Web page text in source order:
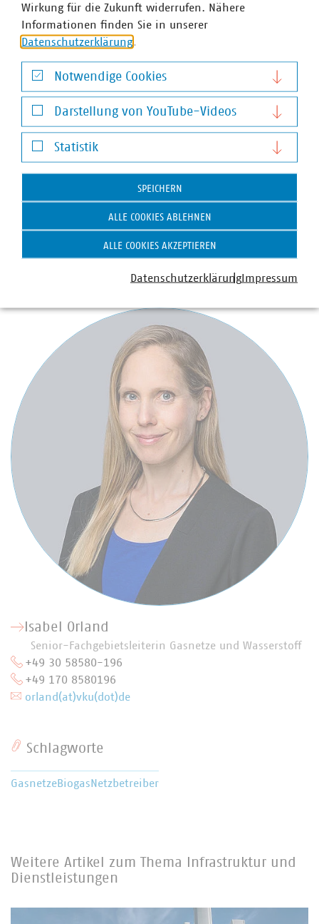
unverzichtbar.
Biomethan-Nutzungsgebiete und enge
Abstimmungen zwischen Anlagen- und
Netzbetreibern können Investitionen sichern und
regionale Potenziale heben.
Die Transformation der Gasnetze muss flexibel
bleiben, um klimaneutrale Gase nicht
gegeneinander auszuspielen.
VKU PosPap Biomethananlagen
Informationsfristen
Isabel Orland
Senior-Fachgebietsleiterin Gasnetze und Wasserstoff
+49 30 58580-196
+49 170 8580196
orland(at)vku(dot)de
Schlagworte
GasnetzeBiogas Netzbetreiber
Weitere Artikel zum Thema Infrastruktur und
Dienstleistungen
Wirkung für die Zukunft widerrufen. Nähere
Informationen finden Sie in unserer
Datenschutzerklärung
Notwendige Cookies
Notwendige Cookies
Darstellung von YouTube-Videos
Darstellung von YouTube-Videos
Statistik
Statistik
SPEICHERN
ALLE COOKIES ABLEHNEN
ALLE COOKIES AKZEPTIEREN
DatenschutzerklärungImpressum